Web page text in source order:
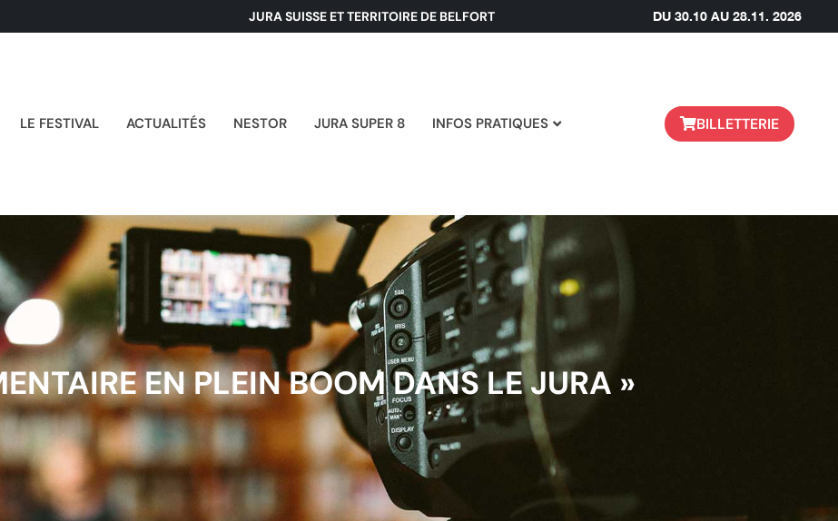
JURA SUISSE ET TERRITOIRE DE BELFORT DU 30.10 AU 28.11. 2026
LE FESTIVAL ACTUALITÉS NESTOR JURA SUPER 8 INFOS PRATIQUES BILLETTERIE
EN PLEIN BOOM DANS LE JURA »